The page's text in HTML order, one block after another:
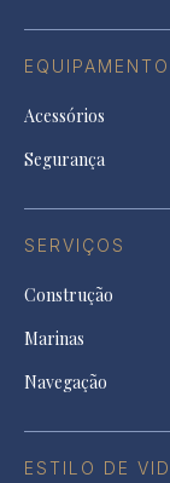
Acessórios
Segurança
SERVIÇOS
Construção
Marinas
Navegação
ESTILO DE